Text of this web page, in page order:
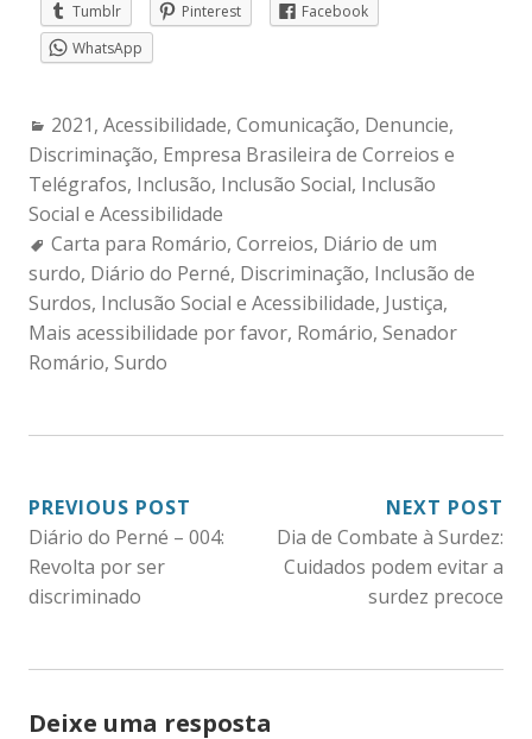
Tumblr
Pinterest
Facebook
WhatsApp
Categories:
2021, Acessibilidade, Comunicação, Denuncie,
Discriminação, Empresa Brasileira de Correios e
Telégrafos, Inclusão, Inclusão Social, Inclusão
Social e Acessibilidade
Tags:
Carta para Romário, Correios, Diário de um
surdo, Diário do Perné, Discriminação, Inclusão de
Surdos, Inclusão Social e Acessibilidade, Justiça,
Mais acessibilidade por favor, Romário, Senador
Romário, Surdo
NAVEGAÇÃO
DE
POST
PREVIOUS POST
Diário do Perné – 004:
Revolta por ser
discriminado
NEXT POST
Dia de Combate à Surdez:
Cuidados podem evitar a
surdez precoce
Deixe uma resposta